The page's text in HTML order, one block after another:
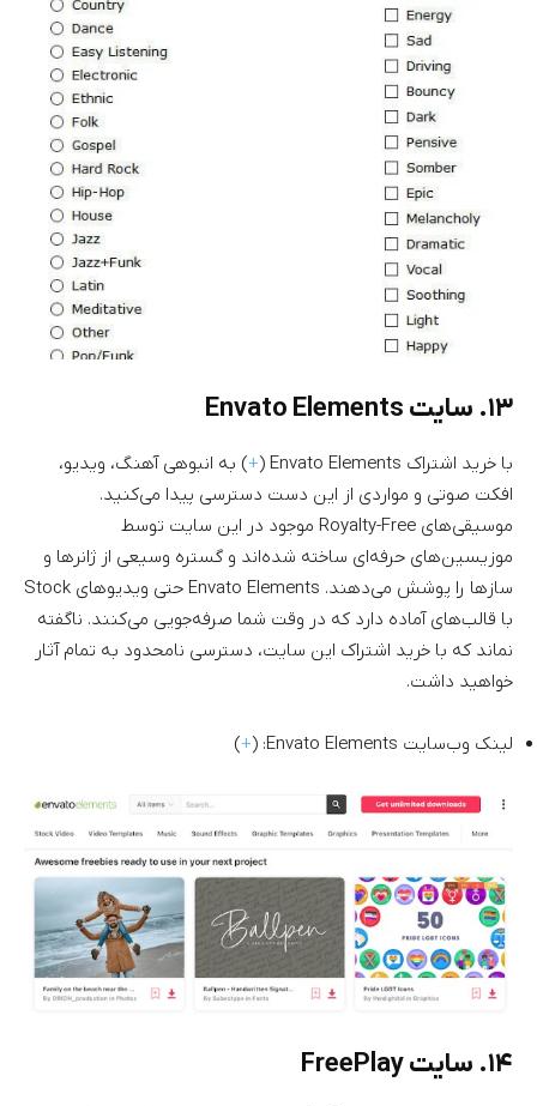
۱۳. سایت Envato Elements
با خرید اشتراک Envato Elements ( +) به انبوهی آهنگ، ویدیو،
افکت صوتی و مواردی از این دست دسترسی پیدا می‌کنید.
موسیقی‌های Royalty-Free موجود در این سایت توسط
موزیسین‌های حرفه‌ای ساخته شده‌اند و گستره وسیعی از ژانرها و
سازها را پوشش می‌دهند. Envato Elements حتی ویدیوهای Stock
با قالب‌های آماده دارد که در وقت شما صرفه‌جویی می‌کنند. ناگفته
نماند که با خرید اشتراک این سایت، دسترسی نامحدود به تمام آثار
خواهید داشت.
لینک وب‌سایت Envato Elements: ( +
)
۱۴. سایت FreePlay